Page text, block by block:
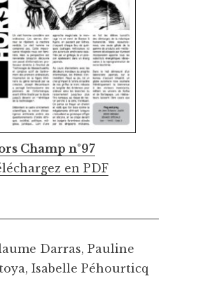
Champ n°97
en PDF
Darras, Pauline
Isabelle Péhourticq